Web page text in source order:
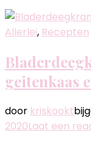
Allerlei, Recepten
geitenkaas
door kriskookt
2020Laat een